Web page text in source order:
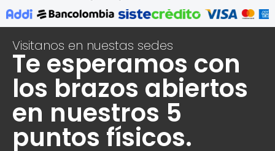
Visitanos en nuestas sedes
Te esperamos con
los brazos abiertos
en nuestros 5
puntos físicos.